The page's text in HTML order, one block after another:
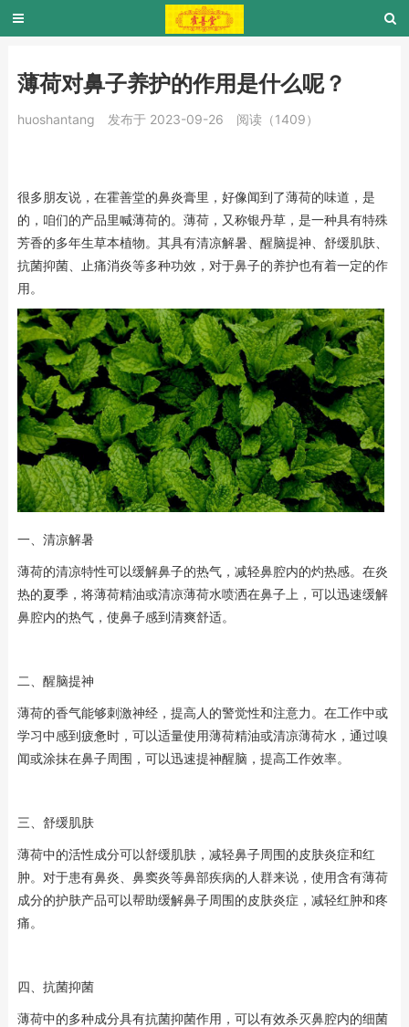
薄荷对鼻子养护的作用是什么呢？
huoshantang 发布于 2023-09-26 阅读（1409）
很多朋友说，在霍善堂的鼻炎膏里，好像闻到了薄荷的味道，是
的，咱们的产品里喊薄荷的。薄荷，又称银丹草，是一种具有特殊
芳香的多年生草本植物。其具有清凉解暑、醒脑提神、舒缓肌肤、
抗菌抑菌、止痛消炎等多种功效，对于鼻子的养护也有着一定的作
用。
一、清凉解暑
薄荷的清凉特性可以缓解鼻子的热气，减轻鼻腔内的灼热感。在炎
热的夏季，将薄荷精油或清凉薄荷水喷洒在鼻子上，可以迅速缓解
鼻腔内的热气，使鼻子感到清爽舒适。
二、醒脑提神
薄荷的香气能够刺激神经，提高人的警觉性和注意力。在工作中或
学习中感到疲惫时，可以适量使用薄荷精油或清凉薄荷水，通过嗅
闻或涂抹在鼻子周围，可以迅速提神醒脑，提高工作效率。
三、舒缓肌肤
薄荷中的活性成分可以舒缓肌肤，减轻鼻子周围的皮肤炎症和红
肿。对于患有鼻炎、鼻窦炎等鼻部疾病的人群来说，使用含有薄荷
成分的护肤产品可以帮助缓解鼻子周围的皮肤炎症，减轻红肿和疼
痛。
四、抗菌抑菌
薄荷中的多种成分具有抗菌抑菌作用，可以有效杀灭鼻腔内的细菌